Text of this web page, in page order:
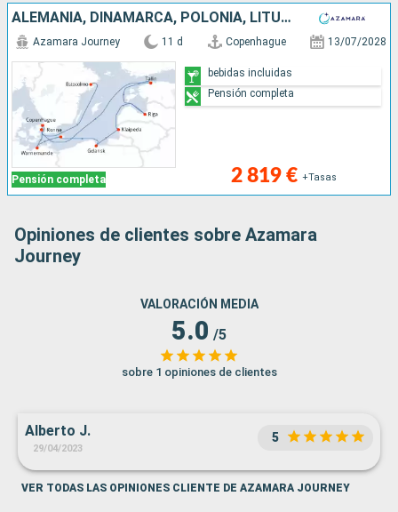
ALEMANIA, DINAMARCA, POLONIA, LITUANIA, LETONIA, ESTONIA, SUECIA
Pensión completa
Azamara Journey 11 d Copenhague 13/07/2028
2 819 € +Tasas
bebidas incluidas
Pensión completa
Opiniones de clientes sobre Azamara
Journey
VALORACIÓN MEDIA
5.0 /5
sobre 1 opiniones de clientes
Alberto J.
29/04/2023
5
VER TODAS LAS OPINIONES CLIENTE DE AZAMARA JOURNEY